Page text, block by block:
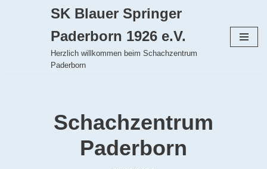
SK Blauer Springer
Paderborn 1926 e.V.
Herzlich willkommen beim Schachzentrum
Paderborn
Schachzentrum
Paderborn